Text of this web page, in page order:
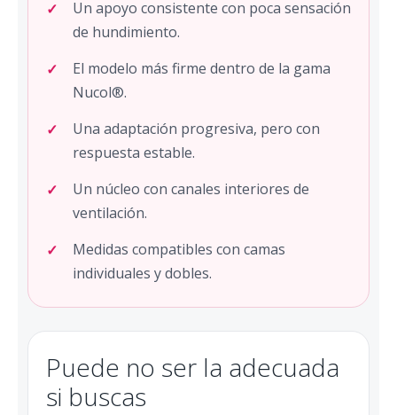
Un apoyo consistente con poca sensación
de hundimiento.
El modelo más firme dentro de la gama
Nucol®.
Una adaptación progresiva, pero con
respuesta estable.
Un núcleo con canales interiores de
ventilación.
Medidas compatibles con camas
individuales y dobles.
Puede no ser la adecuada
si buscas